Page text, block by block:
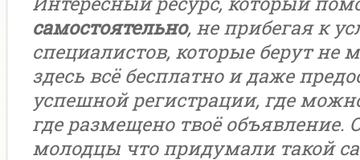
самостоятельно, не прибегая к
специалистов, которые берут не
здесь всё бесплатно и даже
успешной регистрации, где
где размещено твоё объявление.
молодцы что придумали такой